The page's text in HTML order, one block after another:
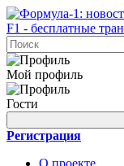
Мой профиль
Гости
Регистрация
О проекте